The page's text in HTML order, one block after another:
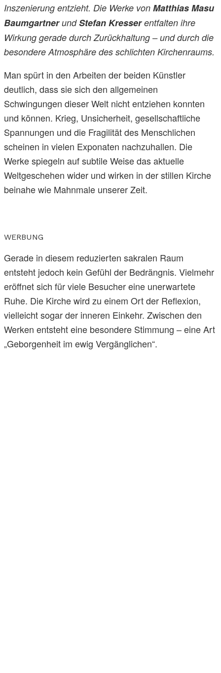
Inszenierung entzieht. Die Werke von Matthias Masu
BaumgartnerundStefan Kresserentfalten ihre
Wirkung gerade durch Zurückhaltung – und durch die
besondere Atmosphäre des schlichten Kirchenraums.
Man spürt in den Arbeiten der beiden Künstler
deutlich, dass sie sich den allgemeinen
Schwingungen dieser Welt nicht entziehen konnten
und können. Krieg, Unsicherheit, gesellschaftliche
Spannungen und die Fragilität des Menschlichen
scheinen in vielen Exponaten nachzuhallen. Die
Werke spiegeln auf subtile Weise das aktuelle
Weltgeschehen wider und wirken in der stillen Kirche
beinahe wie Mahnmale unserer Zeit.
WERBUNG
Gerade in diesem reduzierten sakralen Raum
entsteht jedoch kein Gefühl der Bedrängnis. Vielmehr
eröffnet sich für viele Besucher eine unerwartete
Ruhe. Die Kirche wird zu einem Ort der Reflexion,
vielleicht sogar der inneren Einkehr. Zwischen den
Werken entsteht eine besondere Stimmung – eine Art
„Geborgenheit im ewig Vergänglichen“.